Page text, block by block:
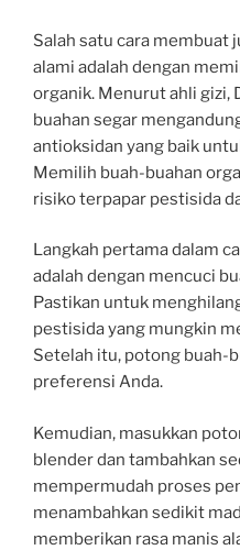
Salah satu cara membuat
alami adalah dengan
organik. Menurut ahli gizi,
buahan segar
antioksidan yang baik
Memilih buah-buahan
risiko terpapar pestisida
Langkah pertama dalam
adalah dengan mencuci
Pastikan untuk
pestisida yang mungkin
Setelah itu, potong buah-
preferensi Anda.
Kemudian, masukkan
blender dan tambahkan
mempermudah proses
menambahkan sedikit
memberikan rasa manis